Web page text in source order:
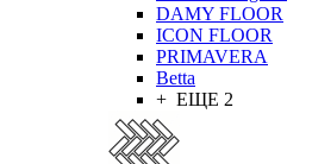
DAMY FLOOR
ICON FLOOR
PRIMAVERA
Betta
+ ЕЩЕ 2